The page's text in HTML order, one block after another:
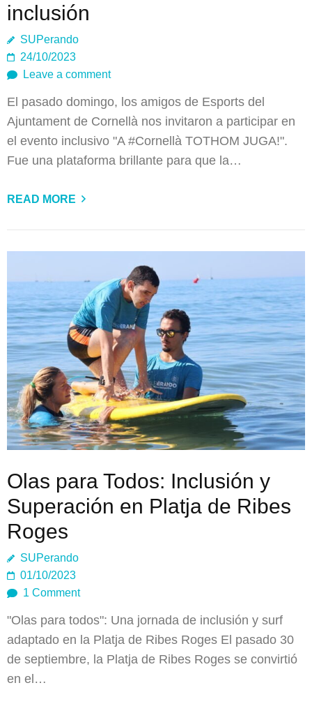
inclusión
SUPerando
24/10/2023
Leave a comment
El pasado domingo, los amigos de Esports del
Ajuntament de Cornellà nos invitaron a participar en
el evento inclusivo "A #Cornellà TOTHOM JUGA!".
Fue una plataforma brillante para que la…
READ MORE
Olas para Todos: Inclusión y
Superación en Platja de Ribes
Roges
SUPerando
01/10/2023
1 Comment
"Olas para todos": Una jornada de inclusión y surf
adaptado en la Platja de Ribes Roges El pasado 30
de septiembre, la Platja de Ribes Roges se convirtió
en el…